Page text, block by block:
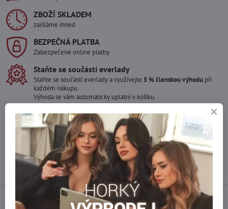
ZBOŽÍ SKLADEM
zasíláme ihned
BEZPEČNÁ PLATBA
Zabezpečené online platby
Staňte se součástí everlady
Staňte se součástí everlady a využívejte 5 % členskou výhodu při
každém nákupu.
Výhoda se vám automaticky uplatní v košíku.
Máte zájem o více kusů ?
Kontaktujte nás na mail, zboží pro Vás doskladníme!
info​@everlady​.eu
Popis